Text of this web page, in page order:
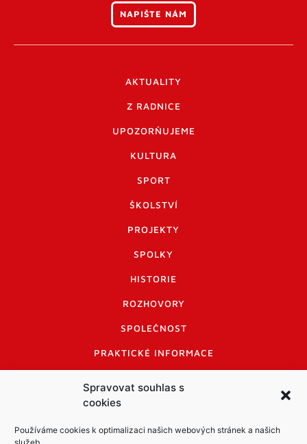
Spravovat souhlas s
cookies
Používáme cookies k optimalizaci našich webových stránek a našich
NAPIŠTE NÁM
AKTUALITY
Z RADNICE
UPOZORŇUJEME
KULTURA
SPORT
ŠKOLSTVÍ
PROJEKTY
SPOLKY
HISTORIE
ROZHOVORY
SPOLEČNOST
PRAKTICKÉ INFORMACE
INFORMACE A KODEX DISKUTUJÍCÍCH
LOGO A LOGO MANUÁL